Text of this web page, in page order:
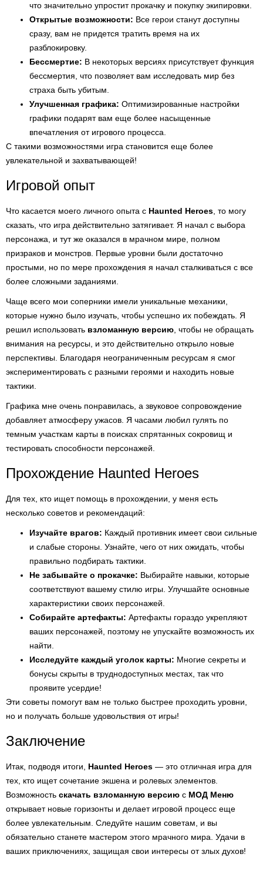
что значительно упростит прокачку и покупку экипировки.
Открытые возможности: Все герои станут доступны
сразу, вам не придется тратить время на их
разблокировку.
Бессмертие: В некоторых версиях присутствует функция
бессмертия, что позволяет вам исследовать мир без
страха быть убитым.
Улучшенная графика: Оптимизированные настройки
графики подарят вам еще более насыщенные
впечатления от игрового процесса.
С такими возможностями игра становится еще более
увлекательной и захватывающей!
Игровой опыт
Что касается моего личного опыта с Haunted Heroes , то могу
сказать, что игра действительно затягивает. Я начал с выбора
персонажа, и тут же оказался в мрачном мире, полном
призраков и монстров. Первые уровни были достаточно
простыми, но по мере прохождения я начал сталкиваться с все
более сложными заданиями.
Чаще всего мои соперники имели уникальные механики,
которые нужно было изучать, чтобы успешно их побеждать. Я
решил использовать взломанную версию , чтобы не обращать
внимания на ресурсы, и это действительно открыло новые
перспективы. Благодаря неограниченным ресурсам я смог
экспериментировать с разными героями и находить новые
тактики.
Графика мне очень понравилась, а звуковое сопровождение
добавляет атмосферу ужасов. Я часами любил гулять по
темным участкам карты в поисках спрятанных сокровищ и
тестировать способности персонажей.
Прохождение Haunted Heroes
Для тех, кто ищет помощь в прохождении, у меня есть
несколько советов и рекомендаций:
Изучайте врагов: Каждый противник имеет свои сильные
и слабые стороны. Узнайте, чего от них ожидать, чтобы
правильно подбирать тактики.
Не забывайте о прокачке: Выбирайте навыки, которые
соответствуют вашему стилю игры. Улучшайте основные
характеристики своих персонажей.
Собирайте артефакты: Артефакты гораздо укрепляют
ваших персонажей, поэтому не упускайте возможность их
найти.
Исследуйте каждый уголок карты: Многие секреты и
бонусы скрыты в труднодоступных местах, так что
проявите усердие!
Эти советы помогут вам не только быстрее проходить уровни,
но и получать больше удовольствия от игры!
Заключение
Итак, подводя итоги, Haunted Heroes — это отличная игра для
тех, кто ищет сочетание экшена и ролевых элементов.
Возможность скачать взломанную версию с МОД Меню
открывает новые горизонты и делает игровой процесс еще
более увлекательным. Следуйте нашим советам, и вы
обязательно станете мастером этого мрачного мира. Удачи в
ваших приключениях, защищая свои интересы от злых духов!